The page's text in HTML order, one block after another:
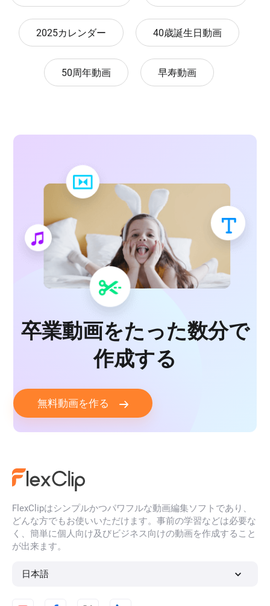
2025カレンダー 40歳誕生日動画
50周年動画 早寿動画
卒業動画をたった数分で
作成する
無料動画を作る
FlexClipはシンプルかつパワフルな動画編集ソフトであり、
どんな方でもお使いいただけます。事前の学習などは必要な
く、簡単に個人向け及びビジネス向けの動画を作成すること
が出来ます。
日本語